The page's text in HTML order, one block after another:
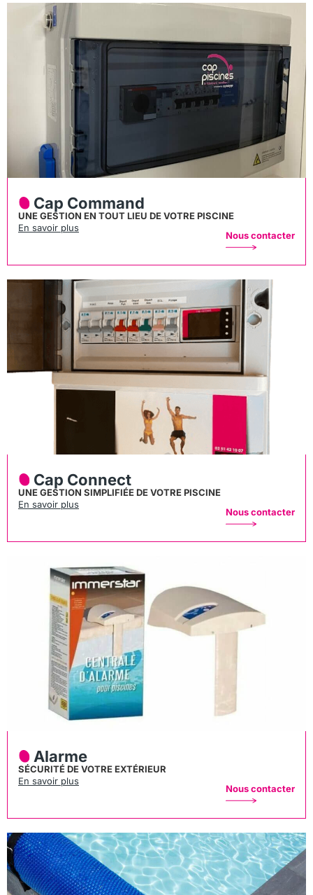
Cap Command
UNE GESTION EN TOUT LIEU DE VOTRE PISCINE
En savoir plus
Nous contacter
Cap Connect
UNE GESTION SIMPLIFIÉE DE VOTRE PISCINE
En savoir plus
Nous contacter
Alarme
SÉCURITÉ DE VOTRE EXTÉRIEUR
En savoir plus
Nous contacter